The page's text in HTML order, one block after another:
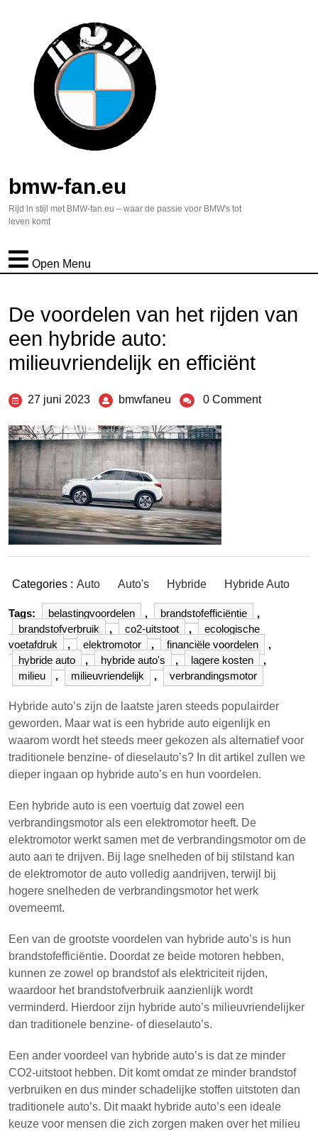
bmw-fan.eu
Rijd in stijl met BMW-fan.eu – waar de passie voor BMW's tot
leven komt
Open Menu
De voordelen van het rijden van
een hybride auto:
milieuvriendelijk en efficiënt
27 juni 2023 bmwfaneu 0 Comment
Categories : Auto Auto's Hybride Hybride Auto
Tags: belastingvoordelen , brandstofefficiëntie
,
brandstofverbruik
, co2-uitstoot ,
ecologische
voetafdruk
, elektromotor , financiële voordelen
,
hybride auto
, hybride auto's , lagere kosten
,
milieu
, milieuvriendelijk , verbrandingsmotor
Hybride auto’s zijn de laatste jaren steeds populairder
geworden. Maar wat is een hybride auto eigenlijk en
waarom wordt het steeds meer gekozen als alternatief voor
traditionele benzine- of dieselauto’s? In dit artikel zullen we
dieper ingaan op hybride auto’s en hun voordelen.
Een hybride auto is een voertuig dat zowel een
verbrandingsmotor als een elektromotor heeft. De
elektromotor werkt samen met de verbrandingsmotor om de
auto aan te drijven. Bij lage snelheden of bij stilstand kan
de elektromotor de auto volledig aandrijven, terwijl bij
hogere snelheden de verbrandingsmotor het werk
overneemt.
Een van de grootste voordelen van hybride auto’s is hun
brandstofefficiëntie. Doordat ze beide motoren hebben,
kunnen ze zowel op brandstof als elektriciteit rijden,
waardoor het brandstofverbruik aanzienlijk wordt
verminderd. Hierdoor zijn hybride auto’s milieuvriendelijker
dan traditionele benzine- of dieselauto’s.
Een ander voordeel van hybride auto’s is dat ze minder
CO2-uitstoot hebben. Dit komt omdat ze minder brandstof
verbruiken en dus minder schadelijke stoffen uitstoten dan
traditionele auto’s. Dit maakt hybride auto’s een ideale
keuze voor mensen die zich zorgen maken over het milieu